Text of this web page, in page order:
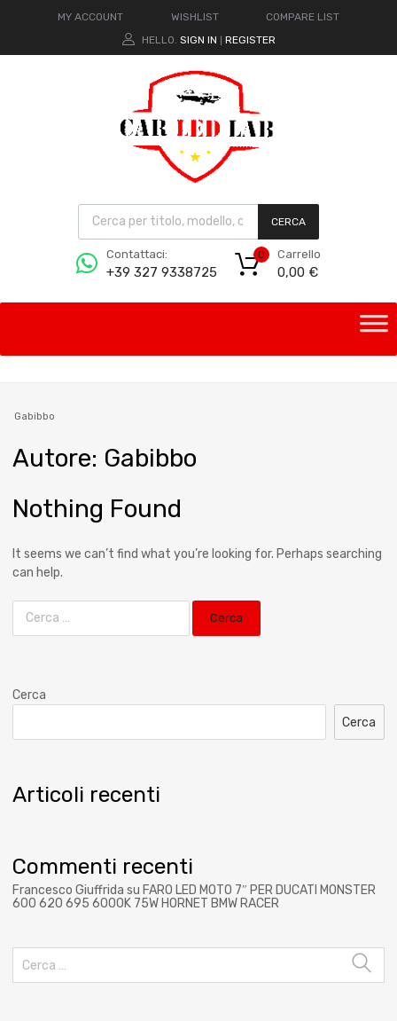
MY ACCOUNT WISHLIST
COMPARE LIST
HELLO. SIGN IN REGISTER
CERCA
Contattaci:
+39 327 9338725
Carrello
0,00 €
0
Gabibbo
Autore: Gabibbo
Nothing Found
It seems we can’t find what you’re looking for. Perhaps searching
can help.
Cerca
Cerca
Articoli recenti
Commenti recenti
Francesco Giuffrida su FARO LED MOTO 7″ PER DUCATI MONSTER
600 620 695 6000K 75W HORNET BMW RACER